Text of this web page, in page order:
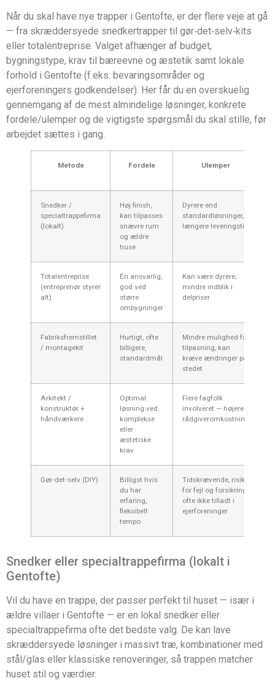
Når du skal have nye trapper i Gentofte, er der flere veje at gå
— fra skræddersyede snedkertrapper til gør‑det‑selv‑kits
eller totalentreprise. Valget afhænger af budget,
bygningstype, krav til bæreevne og æstetik samt lokale
forhold i Gentofte (f.eks. bevaringsområder og
ejerforeningers godkendelser). Her får du en overskuelig
gennemgang af de mest almindelige løsninger, konkrete
fordele/ulemper og de vigtigste spørgsmål du skal stille, før
arbejdet sættes i gang.
Metode Fordele Ulemper
Snedker /
specialtrappefirma
(lokalt)
Høj finish,
kan tilpasses
snævre rum
og ældre
huse
Dyrere end
standardløsninger,
længere leveringstid
Totalentreprise
(entreprenør styrer
alt)
Én ansvarlig,
god ved
større
ombygninger
Kan være dyrere;
mindre indblik i
delpriser
Fabriksfremstillet
/ montagekit
Hurtigt, ofte
billigere,
standardmål
Mindre mulighed for
tilpasning, kan
kræve ændringer på
stedet
Arkitekt /
konstruktør +
håndværkere
Optimal
løsning ved
komplekse
eller
æstetiske
krav
Flere fagfolk
involveret — højere
rådgiveromkostning
Gør‑det‑selv (DIY)
Billigst hvis
du har
erfaring,
fleksibelt
tempo
Tidskrævende, risiko
for fejl og forsikring;
ofte ikke tilladt i
ejerforeninger
Snedker eller specialtrappefirma (lokalt i
Gentofte)
Vil du have en trappe, der passer perfekt til huset — især i
ældre villaer i Gentofte — er en lokal snedker eller
specialtrappefirma ofte det bedste valg. De kan lave
skræddersyede løsninger i massivt træ, kombinationer med
stål/glas eller klassiske renoveringer, så trappen matcher
huset stil og værdier.